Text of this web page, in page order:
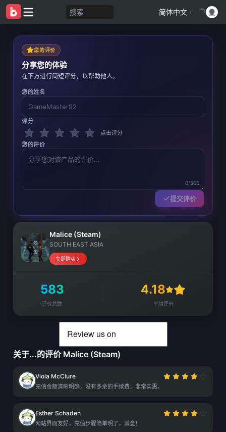
搜索 简体中文 /
您的评价
分享您的体验
在下方进行简短评分，以帮助他人。
您的姓名
评分
点击评分
您的评价
0/500
提交评价
Malice (Steam)
SOUTH EAST ASIA
立即购买
583
评价总数
4.18
平均评分
关于...的评价 Malice (Steam)
Viola McClure
充值金额清晰明确，没有多余的手续费，非常实惠。
Esther Schaden
网站界面友好，充值步骤简单明了，满意！